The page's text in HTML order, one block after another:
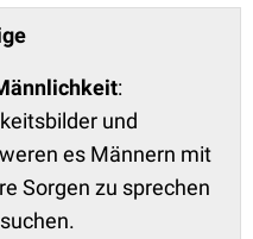
:
und
es Männern mit
Sorgen zu sprechen